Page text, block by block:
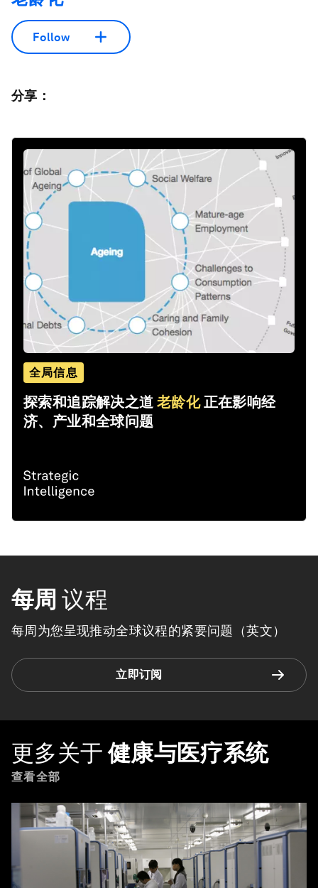
Follow
分享：
全局信息
探索和追踪解决之道老龄化正在影响经
济、产业和全球问题
每周 议程
每周为您呈现推动全球议程的紧要问题（英文）
立即订阅
更多关于 健康与医疗系统
查看全部